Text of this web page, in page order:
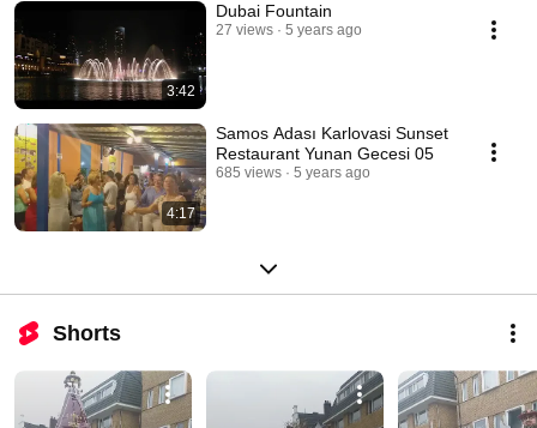
3:42
⁮Dubai Fountain
27 views 5 years ago
4:17
Samos Adası Karlovasi Sunset
Restaurant Yunan Gecesi 05
685 views 5 years ago
Shorts